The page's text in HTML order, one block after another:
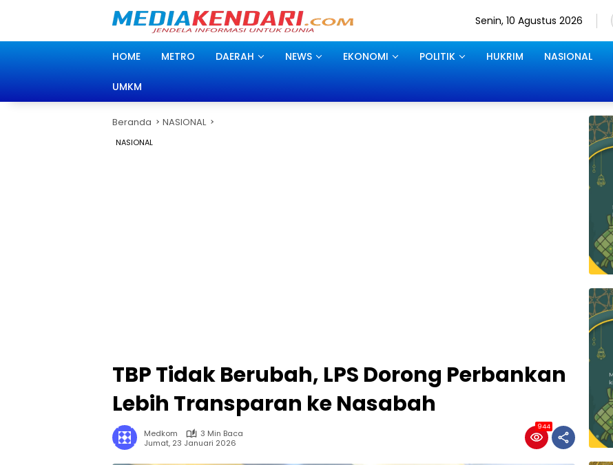
Senin, 10 Agustus 2026
HOME METRO DAERAH NEWS EKONOMI POLITIK HUKRIM NASIONAL
UMKM
Beranda NASIONAL
NASIONAL
TBP Tidak Berubah, LPS Dorong Perbankan
Lebih Transparan ke Nasabah
Medkom
3 Min Baca
Jumat, 23 Januari 2026
944